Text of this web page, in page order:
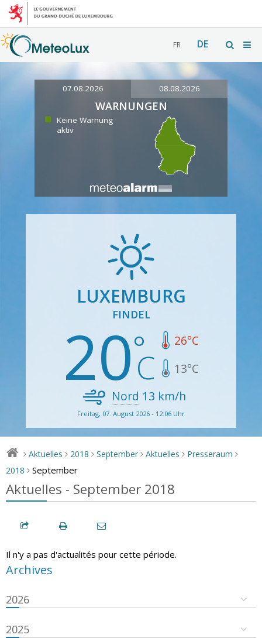
FR DE
07.08.2026 08.08.2026
WARNUNGEN
Keine Warnung
aktiv
LUXEMBURG
FINDEL
20 26°C
13°C
Nord 13 km/h
Freitag, 07. August 2026 - 12:06 Uhr
> Aktuelles > 2018 > September > Aktuelles > Presseraum >
2018 > September
Aktuelles - September 2018
Il n'y a pas d'actualités pour cette période.
Archives
2026
2025